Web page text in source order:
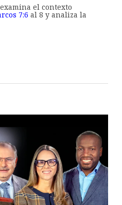
el contexto
7:6 al 8 y analiza la